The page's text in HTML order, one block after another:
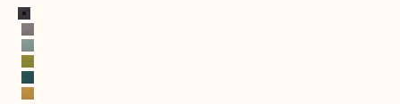
Donkergrijs
Grijs
Watergroen
Mosterdgroen
Petrol